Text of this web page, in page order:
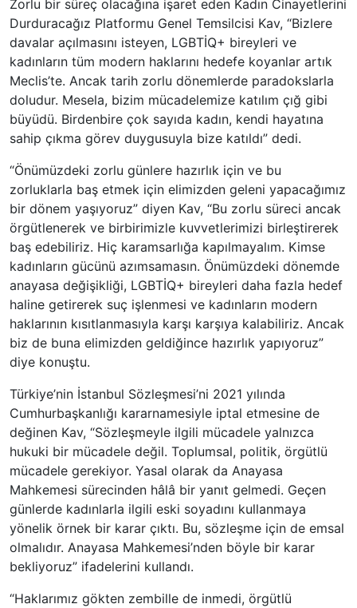
Zorlu bir süreç olacağına işaret eden Kadın Cinayetlerini
Durduracağız Platformu Genel Temsilcisi Kav, “Bizlere
davalar açılmasını isteyen, LGBTİQ+ bireyleri ve
kadınların tüm modern haklarını hedefe koyanlar artık
Meclis’te. Ancak tarih zorlu dönemlerde paradokslarla
doludur. Mesela, bizim mücadelemize katılım çığ gibi
büyüdü. Birdenbire çok sayıda kadın, kendi hayatına
sahip çıkma görev duygusuyla bize katıldı” dedi.
“Önümüzdeki zorlu günlere hazırlık için ve bu
zorluklarla baş etmek için elimizden geleni yapacağımız
bir dönem yaşıyoruz” diyen Kav, “Bu zorlu süreci ancak
örgütlenerek ve birbirimizle kuvvetlerimizi birleştirerek
baş edebiliriz. Hiç karamsarlığa kapılmayalım. Kimse
kadınların gücünü azımsamasın. Önümüzdeki dönemde
anayasa değişikliği, LGBTİQ+ bireyleri daha fazla hedef
haline getirerek suç işlenmesi ve kadınların modern
haklarının kısıtlanmasıyla karşı karşıya kalabiliriz. Ancak
biz de buna elimizden geldiğince hazırlık yapıyoruz”
diye konuştu.
Türkiye’nin İstanbul Sözleşmesi’ni 2021 yılında
Cumhurbaşkanlığı kararnamesiyle iptal etmesine de
değinen Kav, “Sözleşmeyle ilgili mücadele yalnızca
hukuki bir mücadele değil. Toplumsal, politik, örgütlü
mücadele gerekiyor. Yasal olarak da Anayasa
Mahkemesi sürecinden hâlâ bir yanıt gelmedi. Geçen
günlerde kadınlarla ilgili eski soyadını kullanmaya
yönelik örnek bir karar çıktı. Bu, sözleşme için de emsal
olmalıdır. Anayasa Mahkemesi’nden böyle bir karar
bekliyoruz” ifadelerini kullandı.
“Haklarımız gökten zembille de inmedi, örgütlü